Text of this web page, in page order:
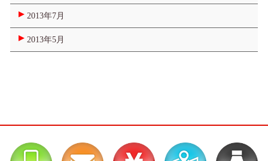
2013年7月
2013年5月